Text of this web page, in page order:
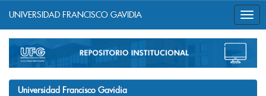
navigation
UNIVERSIDAD FRANCISCO GAVIDIA
Universidad Francisco Gavidia